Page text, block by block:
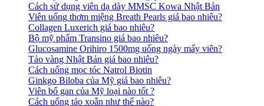
Cách sử dụng viên dạ dày MMSC Kowa Nhật Bản
Viên uống thơm miệng Breath Pearls giá bao nhiêu?
Collagen Luxerich giá bao nhiêu?
Bộ mỹ phẩm Transino giá bao nhiêu?
Glucosamine Orihiro 1500mg uống ngày mấy viên?
Tảo vàng Nhật Bản giá bao nhiêu?
Cách uống mọc tóc Natrol Biotin
Ginkgo Biloba của Mỹ giá bao nhiêu?
Viên bổ gan của Mỹ loại nào tốt ?
Cách uống tảo xoắn như thế nào?